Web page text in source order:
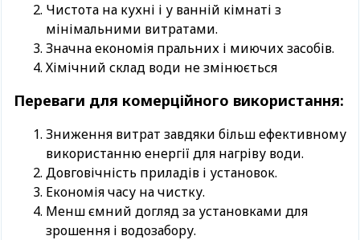
Чистота на кухні і у ванній кімнаті з
мінімальними витратами.
Значна економія пральних і миючих засобів.
Хімічний склад води не змінюється
Переваги для комерційного використання:
Зниження витрат завдяки більш ефективному
використанню енергії для нагріву води.
Довговічність приладів і установок.
Економія часу на чистку.
Менш ємний догляд за установками для
зрошення і водозабору.